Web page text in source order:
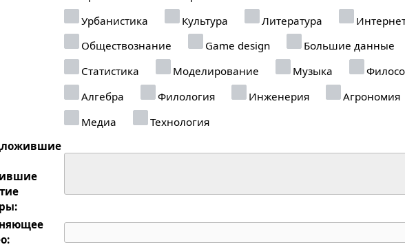
Урбанистика
Культура Литература
Обществознание
Game design Большие данные
Статистика
Моделирование Музыка
Алгебра
Филология Инженерия Агрономия
Медиа
Технология